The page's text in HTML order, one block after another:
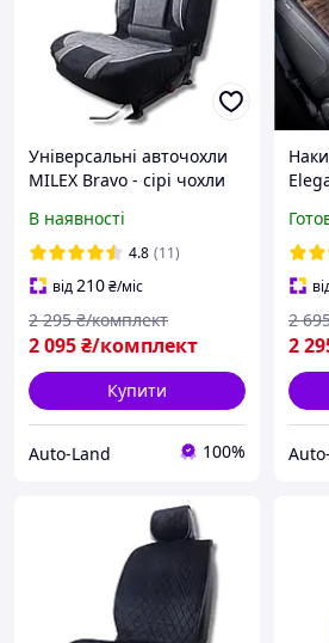
Універсальні авточохли
MILEX Bravo - сірі чохли
В наявності
4.8 (11)
від210₴/міс
2 095₴/комплект
2 295 ₴/комплект
Купити
Auto-Land 100%
2
2